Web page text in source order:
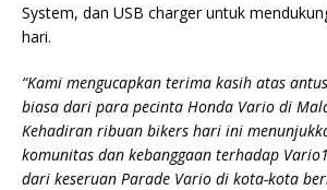
System, dan USB charger untuk
hari.
“Kami mengucapkan terima kasih atas
biasa dari para pecinta Honda Vario di
Kehadiran ribuan bikers hari ini
komunitas dan kebanggaan terhadap
dari keseruan Parade Vario di kota-kota